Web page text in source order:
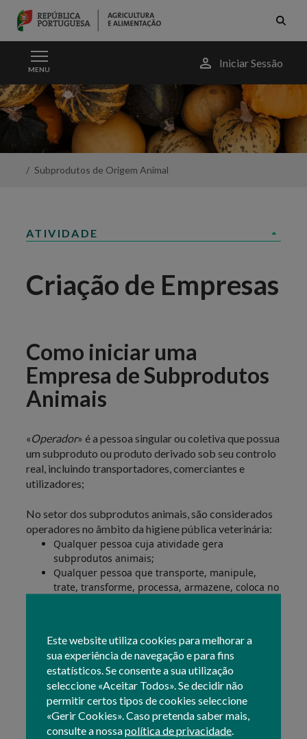
Skip to Main Content
MENU
Menu
utilizador
Iniciar Sessão
Criação
de
Empresas
Portal
Agricultura
Este website utiliza cookies para melhorar a
sua experiência de navegação e para fins
estatísticos. Se consente a sua utilização
seleccione «Aceitar Todos». Se decidir não
permitir certos tipos de cookies seleccione
«Gerir Cookies». Caso pretenda saber mais,
consulte a nossapolítica de privacidade
Subprodutos de Origem Animal
ATIVIDADE
Criação de Empresas
Como iniciar uma
Empresa de Subprodutos
Animais
«Operador» é a pessoa singular ou coletiva que possua
um subproduto ou produto derivado sob seu controlo
real, incluindo transportadores, comerciantes e
utilizadores;
No setor dos subprodutos animais, são considerados
operadores no âmbito da higiene pública veterinária:
Qualquer pessoa cuja atividade gera
subprodutos animais;
Qualquer pessoa que transporte, manipule,
trate, transforme, processa, armazene, coloca no
Logo que os operadores produzam subprodutos
animais e produtos derivados, devem identificá-los e
assegurar que todas as fases da recolha, transporte,
manuseamento, tratamento, transformação,
processamento, armazenamento, colocação no
mercado, distribuição, utilização e eliminação, nas
empresas sob seu controlo, sejam executadas de